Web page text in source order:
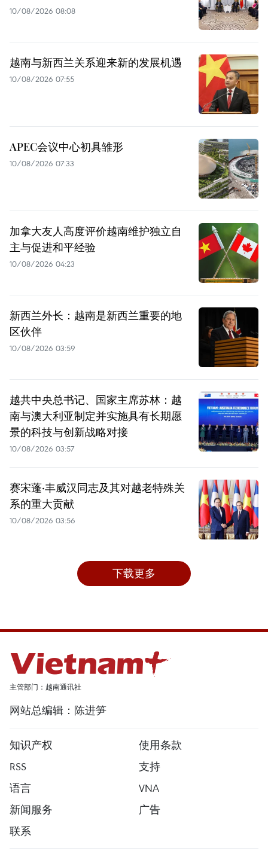
10/08/2026 08:08
越南与新西兰关系迎来新的发展机遇
10/08/2026 07:55
APEC会议中心初具雏形
10/08/2026 07:33
加拿大友人高度评价越南维护独立自
主与促进和平经验
10/08/2026 04:23
新西兰外长：越南是新西兰重要的地
区伙伴
10/08/2026 03:59
越共中央总书记、国家主席苏林：越
南与澳大利亚制定并实施具有长期愿
景的科技与创新战略对接
10/08/2026 03:57
赛宋蓬·丰威汉同志及其对越老特殊关
系的重大贡献
10/08/2026 03:56
下载更多
主管部门：越南通讯社
网站总编辑：陈进笋
知识产权
使用条款
RSS
支持
语言
VNA
新闻服务
广告
联系